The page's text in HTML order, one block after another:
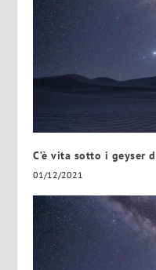
C’è vita sotto i geyser
01/12/2021